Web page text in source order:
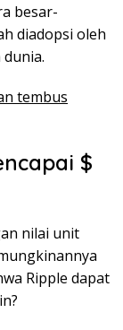
besar-
diadopsi oleh
tembus
$
nilai unit
Ripple dapat